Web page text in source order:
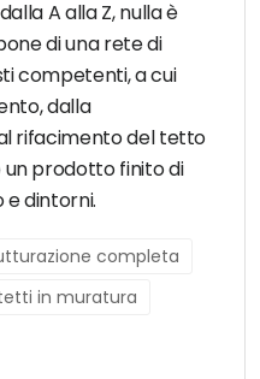
A alla Z, nulla è
di una rete di
competenti, a cui
dalla
rifacimento del tetto
prodotto finito di
e dintorni.
completa
in muratura